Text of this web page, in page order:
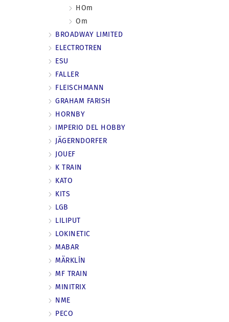
HOm
Om
BROADWAY LIMITED
ELECTROTREN
ESU
FALLER
FLEISCHMANN
GRAHAM FARISH
HORNBY
IMPERIO DEL HOBBY
JÄGERNDORFER
JOUEF
K TRAIN
KATO
KITS
LGB
LILIPUT
LOKINETIC
MABAR
MÄRKLÍN
MF TRAIN
MINITRIX
NME
PECO